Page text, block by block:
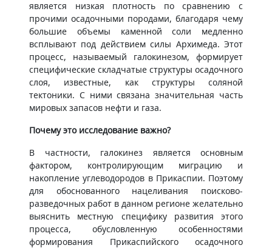
является низкая плотность по сравнению с
прочими осадочными породами, благодаря чему
большие объемы каменной соли медленно
всплывают под действием силы Архимеда. Этот
процесс, называемый галокинезом, формирует
специфические складчатые структуры осадочного
слоя, известные, как структуры соляной
тектоники. С ними связана значительная часть
мировых запасов нефти и газа.
Почему это исследование важно?
В частности, галокинез является основным
фактором, контролирующим миграцию и
накопление углеводородов в Прикаспии. Поэтому
для обоснованного нацеливания поисково-
разведочных работ в данном регионе желательно
выяснить местную специфику развития этого
процесса, обусловленную особенностями
формирования Прикаспийского осадочного